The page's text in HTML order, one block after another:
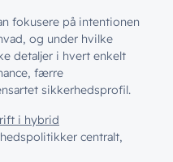
fokusere på intentionen
og under hvilke
detaljer i hvert enkelt
færre
sikkerhedsprofil.
i hybrid
centralt,